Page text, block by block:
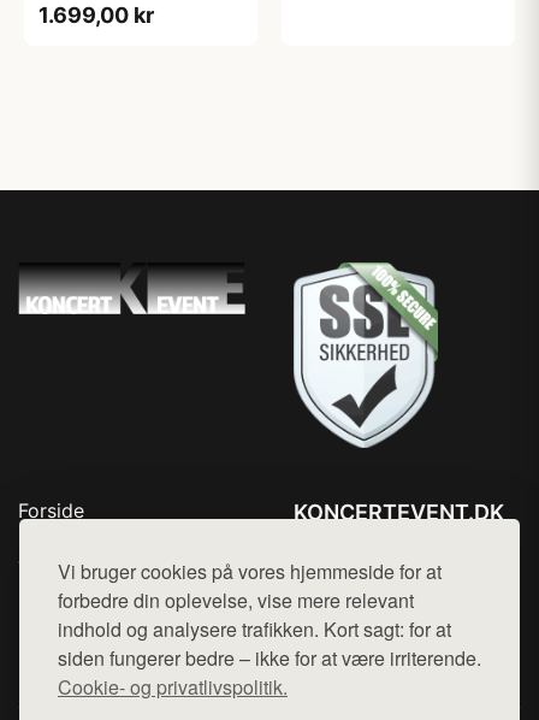
Vi bruger cookies på vores hjemmeside for at
forbedre din oplevelse, vise mere relevant
indhold og analysere trafikken. Kort sagt: for at
siden fungerer bedre – ikke for at være irriterende.
Cookie- og privatlivspolitik.
vanilla
1.699,00 kr
Forside
Top Rabatter
Blog
Kontakt
KONCERTEVENT.DK
Mail: hej@want.dk
Cookie- og privatlivspolitik